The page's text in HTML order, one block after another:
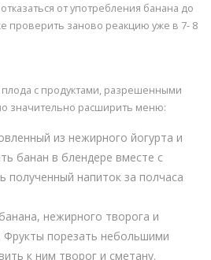
от употребления банана до
проверить заново реакцию уже в 7- 8
с продуктами, разрешенными
значительно расширить меню:
из нежирного йогурта и
банан в блендере вместе с
полученный напиток за полчаса
нежирного творога и
Фрукты порезать небольшими
к ним творог и сметану.